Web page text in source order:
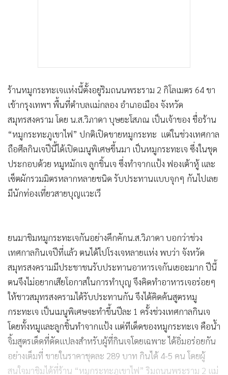
ร้านหมูกระทะเจแห่งนี้ตั้งอยู่ริมถนนพระราม 2 กิโลเมตร 64 ขา
เข้ากรุงเทพฯ พื้นที่ตำบลแม่กลอง อำเภอเมือง จังหวัด
สมุทรสงคราม โดย น.ส.วิภาดา บุษยะโสภณ เป็นเจ้าของ ชื่อร้าน
“หมูกระทะภูเขาไฟ” ปกติเปิดขายหมูกระทะ แต่ในช่วงเทศกาล
ถือศีลกินเจปีนี้ได้เปิดเมนูพิเศษขึ้นมา เป็นหมูกระทะเจ ซึ่งในชุด
ประกอบด้วย หมูหมักเจ ลูกชิ้นเจ ซึ่งทำจากแป้ง ฟองเต้าหู้ และ
เซ็ตผักรวมมิตรหลากหลายชนิด รับประทานแบบจุกๆ กันไปเลย
มีนักท่องเที่ยวสายบุญแวะเวี
ยนมาชิมหมูกระทะเจกันอย่างคึกคักน.ส.วิภาดา บอกว่าช่วง
เทศกาลกินเจปีที่แล้ว ตนได้ไปโรงเจหลายแห่ง พบว่า จังหวัด
สมุทรสงครามมีประชาชนรับประทานอาหารเจกันเยอะมาก ปีนี้
ตนจึงไม่อยากเสียโอกาสในการทำบุญ จึงคิดทำอาหารเจอร่อยๆ
ให้ชาวสมุทรสงครามได้รับประทานกัน จึงได้คิดค้นสูตรหมู
กระทะเจ เป็นเมนูพิเศษจะทำขึ้นปีละ 1 ครั้งช่วงเทศกาลกินเจ
โดยทั้งหมูและลูกชิ้นทำจากแป้ง แต่ทีเด็ดของหมูกระทะเจ คือน้ำ
จิ้มสูตรเด็ดที่ดัดแปลงสำหรับผู้ที่กินเจโดยเฉพาะ ได้อิ่มอร่อยกัน
อย่างเต็มที่ ขายในราคาชุดละ 289 บาท กินได้ 4-5 คน โดยผู้
สนใจมาชิมได้ที่ร้าน “หมูกระทะภูเขาไฟ” ริมถนนพระราม 2 แม่